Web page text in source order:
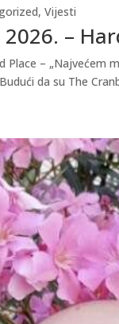
–
,Vijesti
– „Najvećem
da su The